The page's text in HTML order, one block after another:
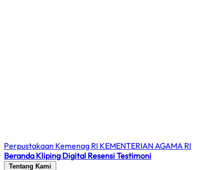
Perpustakaan Kemenag RI KEMENTERIAN AGAMA RI
Beranda Kliping Digital ResensiTestimoni
Tentang Kami